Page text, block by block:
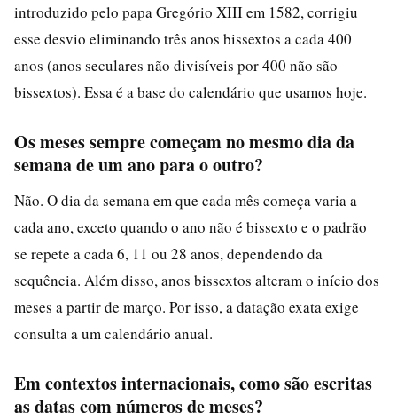
introduzido pelo papa Gregório XIII em 1582, corrigiu
esse desvio eliminando três anos bissextos a cada 400
anos (anos seculares não divisíveis por 400 não são
bissextos). Essa é a base do calendário que usamos hoje.
Os meses sempre começam no mesmo dia da
semana de um ano para o outro?
Não. O dia da semana em que cada mês começa varia a
cada ano, exceto quando o ano não é bissexto e o padrão
se repete a cada 6, 11 ou 28 anos, dependendo da
sequência. Além disso, anos bissextos alteram o início dos
meses a partir de março. Por isso, a datação exata exige
consulta a um calendário anual.
Em contextos internacionais, como são escritas
as datas com números de meses?